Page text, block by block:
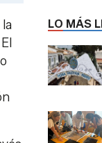
LO MÁS